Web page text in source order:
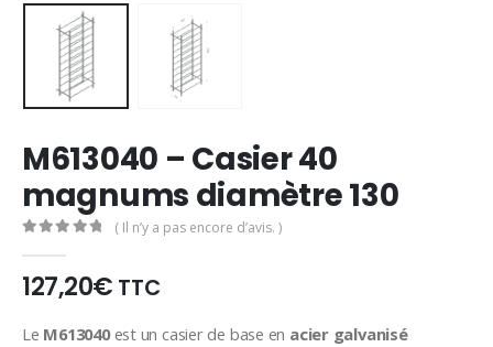
M613040 – Casier 40
magnums diamètre 130
( Il n’y a pas encore d’avis. )
127,20€ TTC
Le M613040est un casier de base en acier galvanisé